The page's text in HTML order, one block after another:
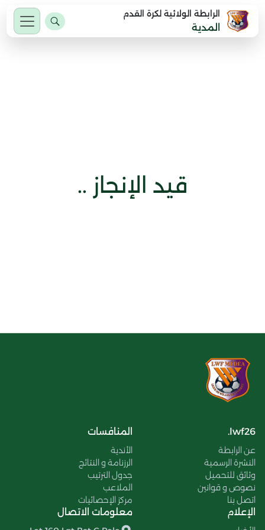
الرابطة الولائية لكرة القدم
المدية
قيد الإنجاز ..
lwf26.
عن الرابطة
النشرة الرسمية
وثائق للتحميل
نصوص و قوانين
اتصل بنا
المنافسات
الأندية
الرزنامة و النتائج
جدول الترتيب
الملاعب
مركز الإحصائيات
الإعلام معلومات الاتصال